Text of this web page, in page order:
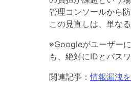
管理コンソールから
この見直しは、単な
※Googleがユーザー
も、絶対にIDとパス
関連記事：情報漏洩